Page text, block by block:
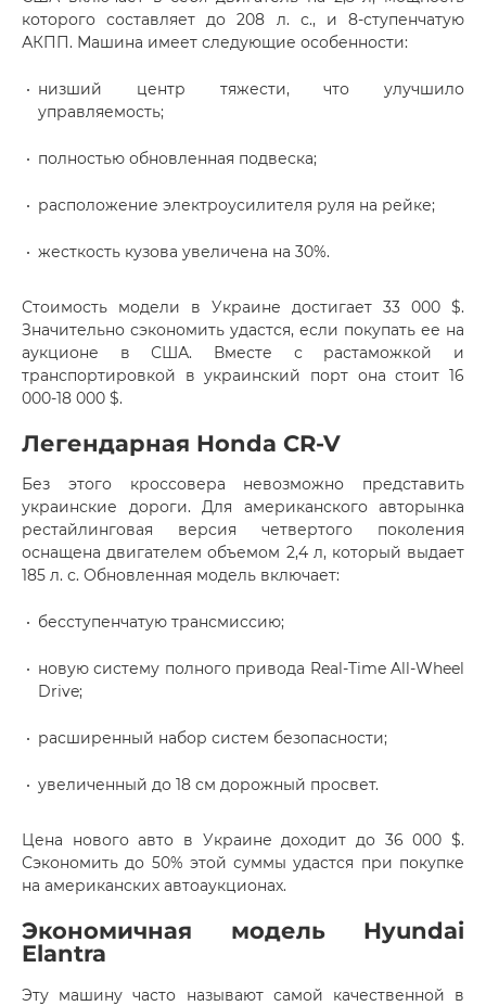
которого составляет до 208 л. с., и 8-ступенчатую
АКПП. Машина имеет следующие особенности:
низший центр тяжести, что улучшило
управляемость;
полностью обновленная подвеска;
расположение электроусилителя руля на рейке;
жесткость кузова увеличена на 30%.
Стоимость модели в Украине достигает 33 000 $.
Значительно сэкономить удастся, если покупать ее на
аукционе в США. Вместе с растаможкой и
транспортировкой в украинский порт она стоит 16
000-18 000 $.
Легендарная Honda CR-V
Без этого кроссовера невозможно представить
украинские дороги. Для американского авторынка
рестайлинговая версия четвертого поколения
оснащена двигателем объемом 2,4 л, который выдает
185 л. с. Обновленная модель включает:
бесступенчатую трансмиссию;
новую систему полного привода Real-Time All-Wheel
Drive;
расширенный набор систем безопасности;
увеличенный до 18 см дорожный просвет.
Цена нового авто в Украине доходит до 36 000 $.
Сэкономить до 50% этой суммы удастся при покупке
на американских автоаукционах.
Экономичная модель Hyundai
Elantra
Эту машину часто называют самой качественной в